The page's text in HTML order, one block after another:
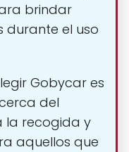
brindar
durante el uso
Gobycar es
del
la recogida y
aquellos que